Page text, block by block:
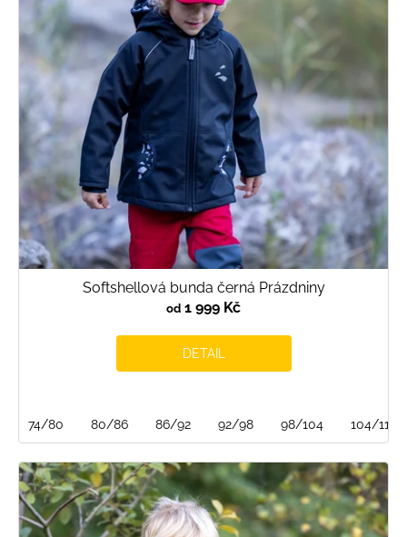
Softshellová bunda černá Prázdniny
od 1 999 Kč
DETAIL
74/80 80/86 86/92 92/98 98/104 104/110